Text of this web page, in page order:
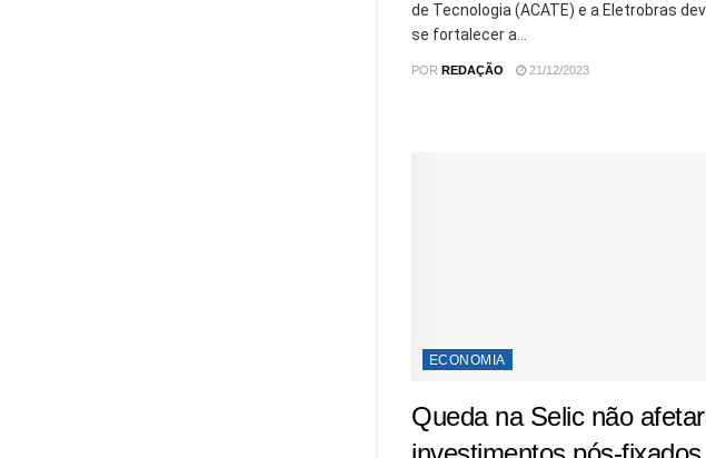
de Tecnologia (ACATE) e a Eletrobras
se fortalecer a...
POR REDAÇÃO 21/12/2023
ECONOMIA
Queda na Selic não